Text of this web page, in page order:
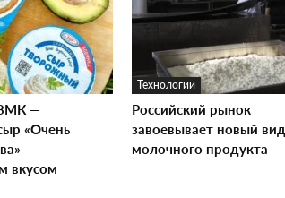
—
«Очень
вкусом
Технологии
Российский рынок
завоевывает новый вид
молочного продукта